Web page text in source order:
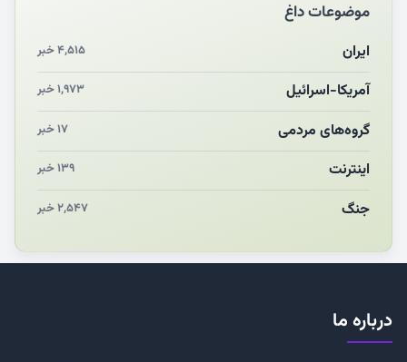
مشهدالرضا آقای شهید ایران را در آغوش کشید
مکن ای صبح طلوع
چرایی «استقبال از آقای ایران»
موضوعات داغ
ایران ۴,۵۱۵ خبر
آمریکا-اسرائیل ۱,۹۷۳ خبر
گروه‌های مردمی ۱۷ خبر
اینترنت ۱۳۹ خبر
جنگ ۲,۵۴۷ خبر
درباره ما